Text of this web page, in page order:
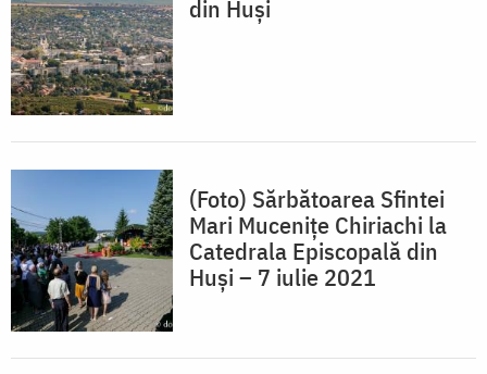
din Huși
(Foto) Sărbătoarea Sfintei
Mari Mucenițe Chiriachi la
Catedrala Episcopală din
Huși – 7 iulie 2021